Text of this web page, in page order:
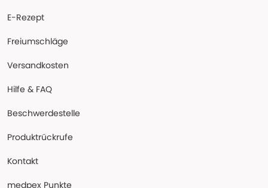
E-Rezept
Freiumschläge
Versandkosten
Hilfe & FAQ
Beschwerdestelle
Produktrückrufe
Kontakt
medpex Punkte